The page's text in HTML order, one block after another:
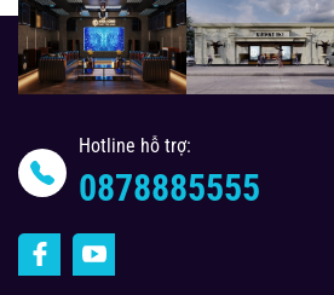
Hotline hỗ trợ:
0878885555